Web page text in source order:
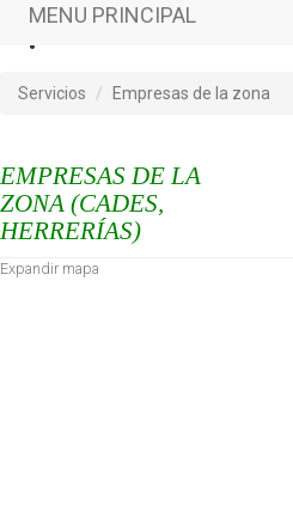
MENU PRINCIPAL
Servicios Empresas de la zona
EMPRESAS DE LA
ZONA (CADES,
HERRERÍAS)
Expandir mapa